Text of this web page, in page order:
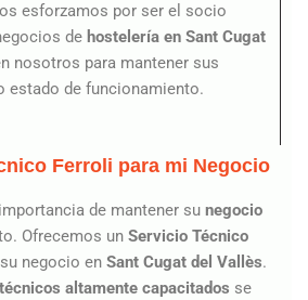
esforzamos por ser el socio
de hostelería en Sant Cugat
nosotros para mantener sus
estado de funcionamiento.
Ferroli para mi Negocio
de mantener su negocio
Ofrecemos un Servicio Técnico
negocio en Sant Cugat del Vallès.
técnicos altamente capacitados se